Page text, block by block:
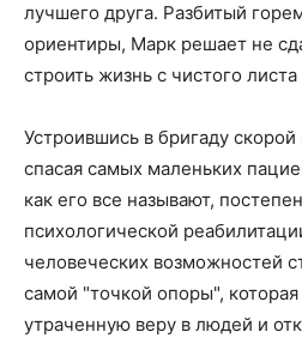
лучшего друга. Разбитый
ориентиры, Марк решает не
строить жизнь с чистого
Устроившись в бригаду
спасая самых маленьких
как его все называют,
психологической
человеческих возможностей
самой "точкой опоры",
утраченную веру в людей и